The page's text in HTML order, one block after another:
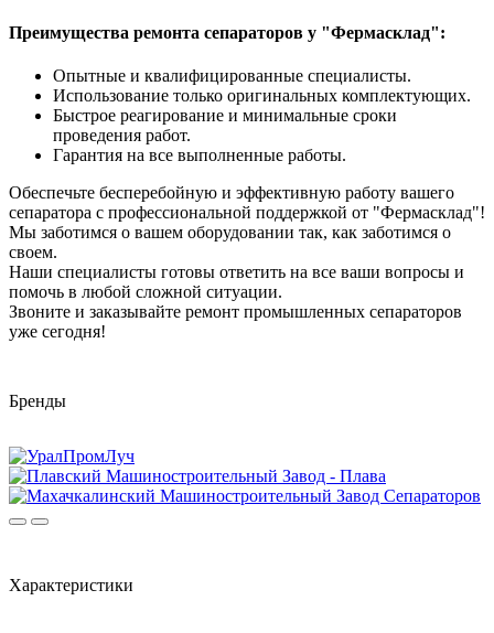
Преимущества ремонта сепараторов у "Фермасклад":
Опытные и квалифицированные специалисты.
Использование только оригинальных комплектующих.
Быстрое реагирование и минимальные сроки
проведения работ.
Гарантия на все выполненные работы.
Обеспечьте бесперебойную и эффективную работу вашего
сепаратора с профессиональной поддержкой от "Фермасклад"!
Мы заботимся о вашем оборудовании так, как заботимся о
своем.
Наши специалисты готовы ответить на все ваши вопросы и
помочь в любой сложной ситуации.
Звоните и заказывайте ремонт промышленных сепараторов
уже сегодня!
Бренды
Характеристики